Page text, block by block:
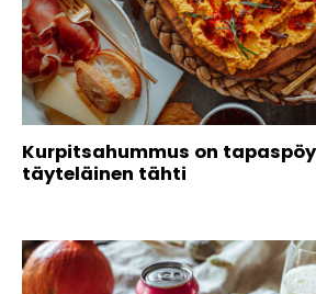
Kurpitsahummus on
täyteläinen tähti